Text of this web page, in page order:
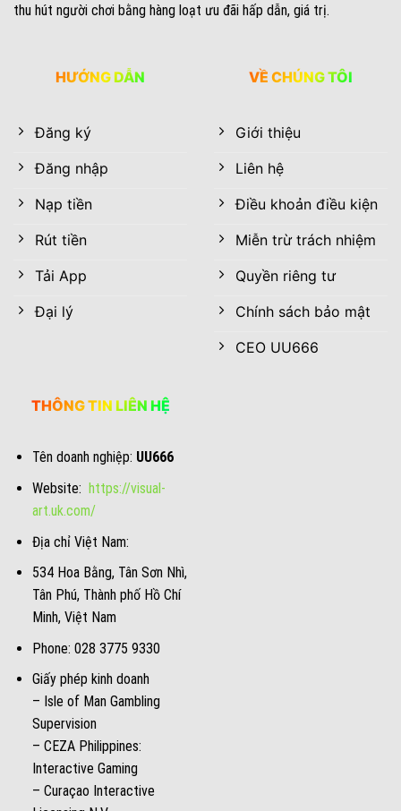
thu hút người chơi bằng hàng loạt ưu đãi hấp dẫn, giá trị.
HƯỚNG DẪN
Đăng ký
Đăng nhập
Nạp tiền
Rút tiền
Tải App
Đại lý
VỀ CHÚNG TÔI
Giới thiệu
Liên hệ
Điều khoản điều kiện
Miễn trừ trách nhiệm
Quyền riêng tư
Chính sách bảo mật
CEO UU666
THÔNG TIN LIÊN HỆ
Tên doanh nghiệp: UU666
Website: https://visual-
art.uk.com/
Địa chỉ Việt Nam:
534 Hoa Bằng, Tân Sơn Nhì,
Tân Phú, Thành phố Hồ Chí
Minh, Việt Nam
Phone: 028 3775 9330
Giấy phép kinh doanh
– Isle of Man Gambling
Supervision
– CEZA Philippines:
Interactive Gaming
– Curaçao Interactive